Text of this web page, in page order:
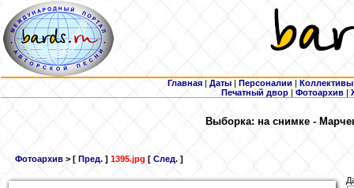
Главная | Даты | Персоналии | Коллективы
Печатный двор |Фотоархив |
Выборка: на снимке -
Фотоархив > [ Пред. ] 1395.jpg [След. ]